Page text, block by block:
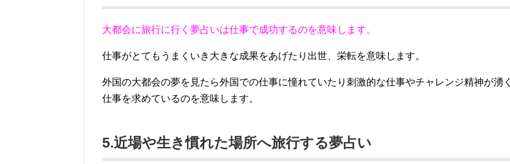
大都会に旅行に行く夢占いは仕事で成功するのを意味します。
仕事がとてもうまくいき大きな成果をあげたり出世、栄転を意味します。
外国の大都会の夢を見たら外国での仕事に憧れていたり刺激的な仕事やチャレンジ精神が湧く
仕事を求めているのを意味します。
5.近場や生き慣れた場所へ旅行する夢占い